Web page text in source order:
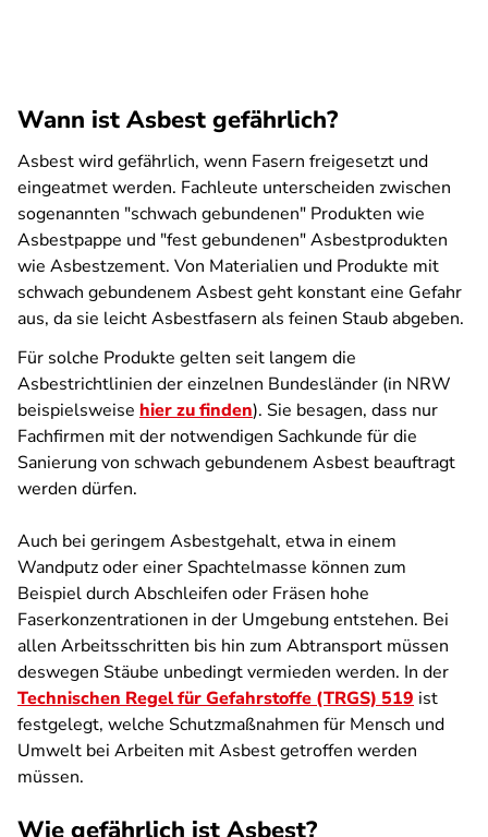
Wann ist Asbest gefährlich?
Asbest wird gefährlich, wenn Fasern freigesetzt und
eingeatmet werden. Fachleute unterscheiden zwischen
sogenannten "schwach gebundenen" Produkten wie
Asbestpappe und "fest gebundenen" Asbestprodukten
wie Asbestzement. Von Materialien und Produkte mit
schwach gebundenem Asbest geht konstant eine Gefahr
aus, da sie leicht Asbestfasern als feinen Staub abgeben.
Für solche Produkte gelten seit langem die
Asbestrichtlinien der einzelnen Bundesländer (in NRW
beispielsweise hier zu finden). Sie besagen, dass nur
Fachfirmen mit der notwendigen Sachkunde für die
Sanierung von schwach gebundenem Asbest beauftragt
werden dürfen.
Auch bei geringem Asbestgehalt, etwa in einem
Wandputz oder einer Spachtelmasse können zum
Beispiel durch Abschleifen oder Fräsen hohe
Faserkonzentrationen in der Umgebung entstehen. Bei
allen Arbeitsschritten bis hin zum Abtransport müssen
deswegen Stäube unbedingt vermieden werden. In der
Technischen Regel für Gefahrstoffe (TRGS) 519 ist
festgelegt, welche Schutzmaßnahmen für Mensch und
Umwelt bei Arbeiten mit Asbest getroffen werden
müssen.
Wie gefährlich ist Asbest?